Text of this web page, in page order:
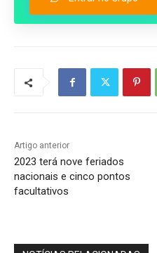
Artigo anterior
2023 terá nove feriados
nacionais e cinco pontos
facultativos